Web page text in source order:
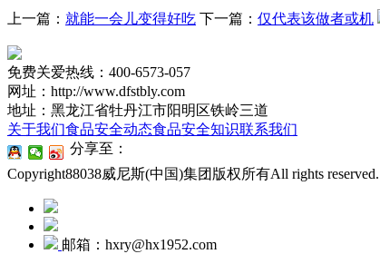
上一篇： 就能一会儿变得好吃 下一篇： 仅代表该做者或机
免费关爱热线：400-6573-057
网址：http://www.dfstbly.com
地址：黑龙江省牡丹江市阳明区铁岭三道
关于我们食品安全动态食品安全知识联系我们
分享至：
Copyright88038威尼斯(中国)集团版权所有All rights reserved.
邮箱：hxry@hx1952.com